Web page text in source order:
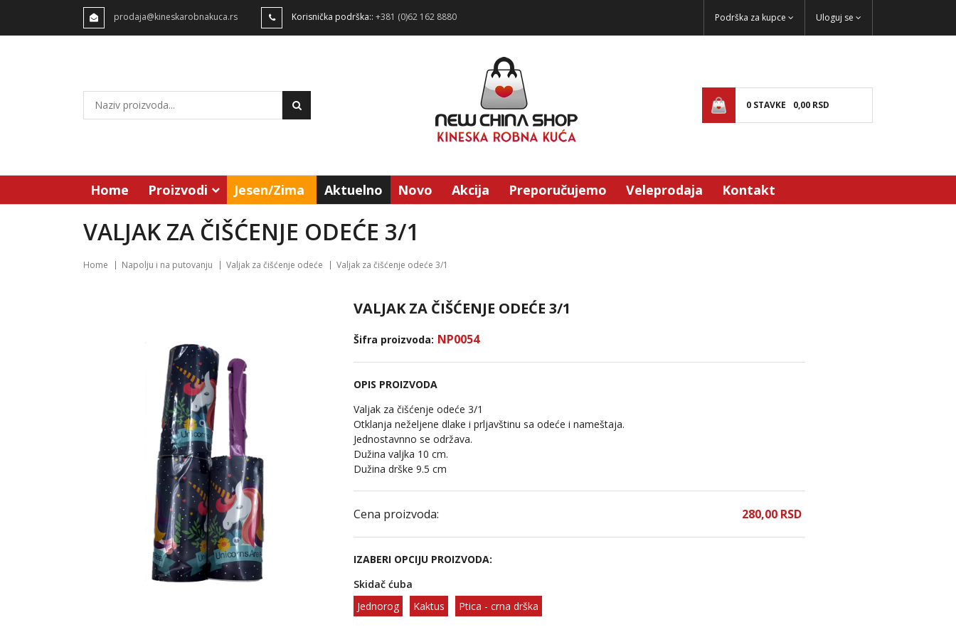
prodaja@kineskarobnakuca.rs Korisnička podrška:: +381 (0)62 162 8880 Podrška za kupce Uloguj se
0 STAVKE 0,00 RSD
Home Proizvodi Jesen/Zima Aktuelno Novo Akcija Preporučujemo Veleprodaja Kontakt
VALJAK ZA ČIŠĆENJE ODEĆE 3/1
Home Napolju i na putovanju Valjak za čišćenje odeće Valjak za čišćenje odeće 3/1
VALJAK ZA ČIŠĆENJE ODEĆE 3/1
Šifra proizvoda: NP0054
OPIS PROIZVODA
Valjak za čišćenje odeće 3/1
Otklanja neželjene dlake i prljavštinu sa odeće i nameštaja.
Jednostavnno se održava.
Dužina valjka 10 cm.
Dužina drške 9.5 cm
Cena proizvoda: 280,00 RSD
IZABERI OPCIJU PROIZVODA:
Skidač ćuba
Jednorog
Kaktus Ptica - crna drška